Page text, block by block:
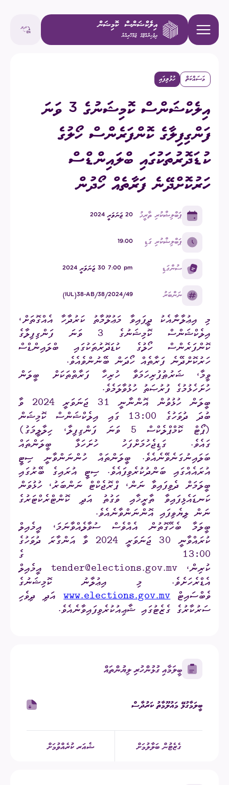
މަސައްކަތް ހުޅުވިފައި
އިލެކްޝަންސް ކޮމިޝަނުގެ 3 ވަނަ
ފަންގިފިލާގެ ކޮންފަރެންސް ހޯލުގެ
ކުޑަދޮރުތަކުގައި ބްލައިންޑްސް
ހަރުކޮށްދޭނެ ފަރާތެއް ހޯދުން
ޕަބްލިޝްކުރި ތާރީޚު 20 ޖަނަވަރީ 2024
ޕަބްލިޝްކުރި ގަޑި 19:00
ސުންގަޑި pm ⁧7:00 30 ޖަނަވަރީ 2024
ނަންބަރު (IUL)38-AB/38/2024/49
މި އިޢުލާނާއެކު ދީފައިވާ މަޢުލޫމާތު ކަރުދާހާ އެއްގޮތަށް،
އިލެކްޝަންސް ކޮމިޝަނުގެ 3 ވަނަ ފަންގިފިލާގެ
ކޮންފަރެންސް ހޯލުގެ ކުޑަދޮރުތަކުގައި ބްލައިންޑްސް
ހަރުކޮށްދޭނެ ފަރާތެއް ހޯދަން ބޭނުންވެއެވެ.
ވީމާ، ޝަރުޠުފުރިހަމަވާ ހުރިހާ ފަރާތްތަކަށް ބީލަން
ހުށަހެޅުމުގެ ފުރުޞަތު ހުޅުވާލަމެވެ.
ބީލަން ހުޅުވުން އޮންނާނީ 31 ޖަނަވަރީ 2024 ވާ
ބުދަ ދުވަހުގެ 13:00 ގައި އިލެކްޝަންސް ކޮމިޝަން
(ޕޯޓް ކޮމްޕްލެކްސް 5 ވަނަ ފަންގިފިލާ، ހިލާލީމަގު)
ގައެވެ. ގަޑިޖެހުމަށްފަހު ހުށަހަޅާ ބީލަންތައް
ބަލައިނުގަނެވޭނެއެވެ. ބީލަންތައް ހުންނަންވާނީ ސިޓީ
އުރައެއްގައި ބަންދުކުރެވިފައެވެ. ސިޓީ އުރައިގެ ބޭރުގައި
ބީލަމަށް ދެވިފައިވާ ނަން، ޕްރޮޖެކްޓް ނަންބަރު، ހުޅުވަން
ކަނޑައެޅިފައިވާ ތާރީޚާއި ވަގުތު އަދި ކޮންޓްރެކްޓަރުގެ
ނަން ލިޔެވިފައި އޮންނަންވާނެއެވެ.
ބީލަމާ ބެހޭގޮތުން އެއްވެސް ސުވާލެއްވާނަމަ، އީމެއިލް
ކުރައްވާނީ 30 ޖަނަވަރީ 2024 ވާ އަންގާރަ ދުވަހުގެ
13:00 ގެ
ކުރިން،tender@elections.gov.mv އީމެއިލް
އެޑްރެހަށެވެ. މި އިޢުލާނު ކޮމިޝަނުގެ
ވެބްސައިޓްwww.elections.gov.mvއަދި ދިވެހި
ސަރުކާރުގެ ގެޒެޓުގައި ޝާޢިއުކުރެވިފައިވާނެއެވެ.
ބީލަމާއި ގުޅުންހުރި ލިޔުންތައް
ބީލަމާގުޅޭ މައުލޫމާތު ކަރުދާސް
ގެޒެޓުން ބަލާލުމަށް ޝެއަރ ކުރެއްވުމަށް